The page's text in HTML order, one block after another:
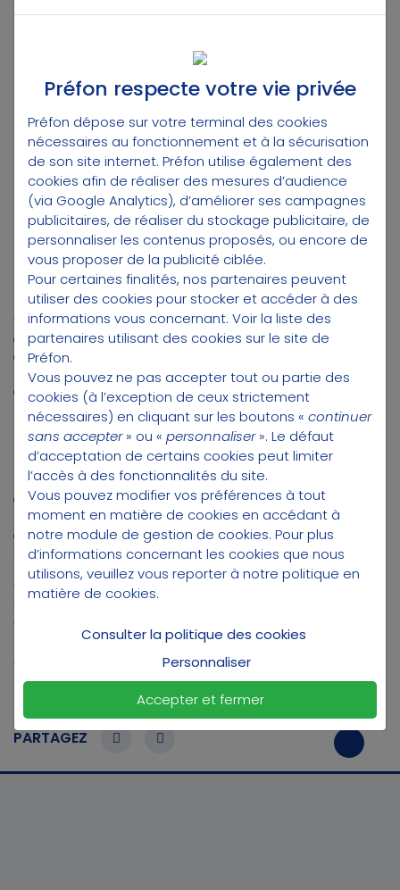
Besoin d'un accompagnement
supplémentaire ?
Merci de prendre contact avec un
conseiller au 3025(*service et appel
gratuits)
(1) Préfon-Vie Responsable est proposé par Préfon Distribution.
Préfon-Vie Responsable est un contrat d’assurance-vie individuel de
type multisupport, géré par Suravenir, entreprise régie par le Code
des assurances. SURAVENIR est une Société anonyme à directoire et
conseil de surveillance au capital entièrement libéré de 1 235 000
000€. Siège social : 232, rue Général Paulet - BP 103 - 29 802 BREST
CEDEX 9. Société mixte régie par le code des assurances. SIREN 330
033 127 RCS BREST. SURAVENIR est une société soumise au contrôle de
l’Autorité de Contrôle Prudentiel et de Résolution (ACPR) (4 Place de
Budapest- CS 92459 - 75 436 Paris cedex 09)
Le contrat propose une gestion sous mandat conseillé par FEDERAL
FINANCE GESTION, SA à Directoire et Conseil de Surveillance au capital
de 6 500 000 euros. Siège social : 1, allée Louis Lichou - 29480 LE
RELECQ-KERHUON. Siren 378 135 610 RCS Brest – Agrément de l’Autorité
des Marchés Financiers n° GP 04/006 du 22 mars 2004. TVA : FR 87
378 135 610
Le document d’informations clés du contrat d’assurance-vie Préfon-
Vie Responsable contient les informations essentielles de ce contrat.
Vous pouvez vous procurer ce document auprès de Suravenir ou en
vous rendant sur le site
(2) Hors versement et arbitrage SCI, SCPI, SCP et ETF. Pour les autres
frais, consultez les conditions contractuelles du contrat Préfon-Vie
Responsable surwww.prefon.fr
PARTAGEZ
Préfon respecte votre vie privée
Préfon dépose sur votre terminal des cookies
nécessaires au fonctionnement et à la sécurisation
de son site internet. Préfon utilise également des
cookies afin de réaliser des mesures d’audience
(via Google Analytics), d’améliorer ses campagnes
publicitaires, de réaliser du stockage publicitaire, de
personnaliser les contenus proposés, ou encore de
vous proposer de la publicité ciblée.
Pour certaines finalités, nos partenaires peuvent
utiliser des cookies pour stocker et accéder à des
informations vous concernant. Voir la liste des
partenaires utilisant des cookies sur le site de
Préfon.
Vous pouvez ne pas accepter tout ou partie des
cookies (à l’exception de ceux strictement
nécessaires) en cliquant sur les boutons « continuer
sans accepter» ou « personnaliser». Le défaut
d’acceptation de certains cookies peut limiter
l’accès à des fonctionnalités du site.
Vous pouvez modifier vos préférences à tout
moment en matière de cookies en accédant à
notre module de gestion de cookies. Pour plus
d’informations concernant les cookies que nous
utilisons, veuillez vous reporter à notre politique en
matière de cookies.
Consulter la politique des cookies
Personnaliser
Accepter et fermer